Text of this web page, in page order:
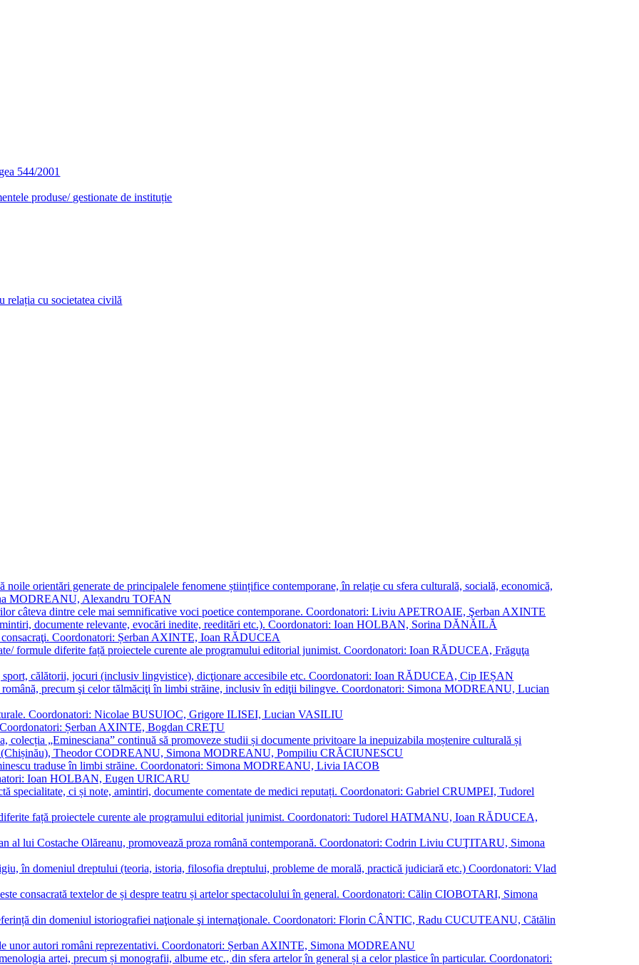
544/2001
produse/ gestionate de instituție
relația cu societatea civilă
noile orientări generate de principalele fenomene științifice contemporane, în relație cu sfera culturală, socială, economică,
MODREANU, Alexandru TOFAN
câteva dintre cele mai semnificative voci poetice contemporane. Coordonatori: Liviu APETROAIE, Şerban AXINTE
documente relevante, evocări inedite, reeditări etc.). Coordonatori: Ioan HOLBAN, Sorina DĂNĂILĂ
Coordonatori: Șerban AXINTE, Ioan RĂDUCEA
formule diferite față proiectele curente ale programului editorial junimist. Coordonatori: Ioan RĂDUCEA, Frăguţa
sport, călătorii, jocuri (inclusiv lingvistice), dicţionare accesibile etc. Coordonatori: Ioan RĂDUCEA, Cip IEȘAN
română, precum şi celor tălmăciţi în limbi străine, inclusiv în ediţii bilingve. Coordonatori: Simona MODREANU, Lucian
Coordonatori: Nicolae BUSUIOC, Grigore ILISEI, Lucian VASILIU
Șerban AXINTE, Bogdan CREŢU
colecția „Eminesciana” continuă să promoveze studii și documente privitoare la inepuizabila moștenire culturală și
Theodor CODREANU, Simona MODREANU, Pompiliu CRĂCIUNESCU
traduse în limbi străine. Coordonatori: Simona MODREANU, Livia IACOB
Ioan HOLBAN, Eugen URICARU
specialitate, ci și note, amintiri, documente comentate de medici reputați. Coordonatori: Gabriel CRUMPEI, Tudorel
față proiectele curente ale programului editorial junimist. Coordonatori: Tudorel HATMANU, Ioan RĂDUCEA,
al lui Costache Olăreanu, promovează proza română contemporană. Coordonatori: Codrin Liviu CUŢITARU, Simona
în domeniul dreptului (teoria, istoria, filosofia dreptului, probleme de morală, practică judiciară etc.) Coordonatori: Vlad
consacrată textelor de și despre teatru și artelor spectacolului în general. Coordonatori: Călin CIOBOTARI, Simona
din domeniul istoriografiei naţionale şi internaţionale. Coordonatori: Florin CÂNTIC, Radu CUCUTEANU, Cătălin
unor autori români reprezentativi. Coordonatori: Șerban AXINTE, Simona MODREANU
artei, precum și monografii, albume etc., din sfera artelor în general și a celor plastice în particular. Coordonatori: